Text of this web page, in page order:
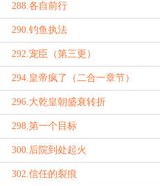
288.各自前行
290.钓鱼执法
292.宠臣（第三更）
294.皇帝疯了（二合一章节）
296.大乾皇朝盛衰转折
298.第一个目标
300.后院到处起火
302.信任的裂痕